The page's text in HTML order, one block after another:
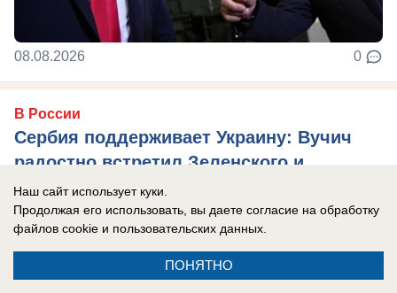
08.08.2026 0
В России
Сербия поддерживает Украину: Вучич
радостно встретил Зеленского и
подписал с ним меморандум «о
взаимопонимании»
Сербия, традиционно считающаяся братской
России страной, окончательно отвернулась от
Наш сайт использует куки.
Продолжая его использовать, вы даете согласие на обработку
файлов cookie и пользовательских данных.
ПОНЯТНО